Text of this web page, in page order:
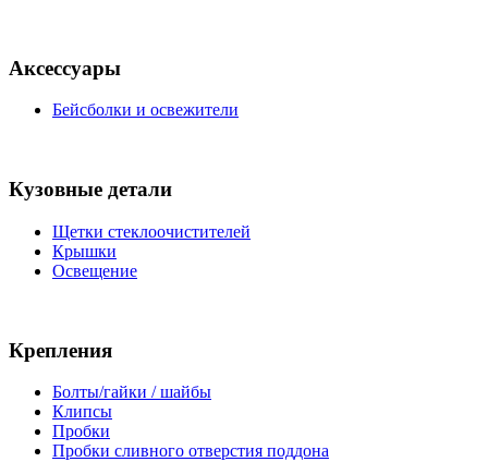
Аксессуары
Бейсболки и освежители
Кузовные детали
Щетки стеклоочистителей
Крышки
Освещение
Крепления
Болты/гайки / шайбы
Клипсы
Пробки
Пробки сливного отверстия поддона